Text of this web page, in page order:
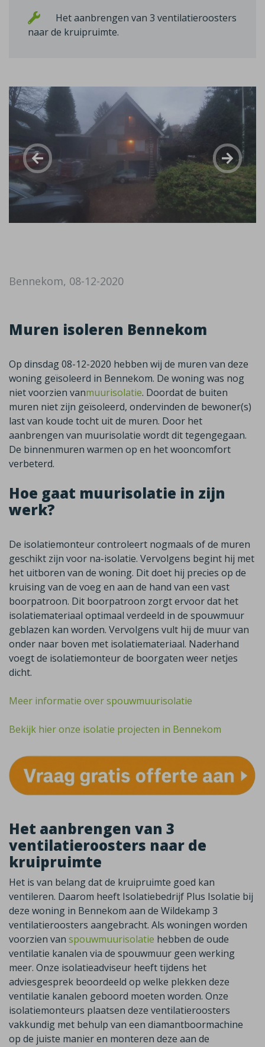
Het aanbrengen van 3 ventilatieroosters
naar de kruipruimte.
Bennekom, 08-12-2020
Muren isoleren Bennekom
Op dinsdag 08-12-2020 hebben wij de muren van deze
woning geïsoleerd in Bennekom. De woning was nog
niet voorzien vanmuurisolatie. Doordat de buiten
muren niet zijn geïsoleerd, ondervinden de bewoner(s)
last van koude tocht uit de muren. Door het
aanbrengen van muurisolatie wordt dit tegengegaan.
De binnenmuren warmen op en het wooncomfort
verbeterd.
Hoe gaat muurisolatie in zijn
werk?
De isolatiemonteur controleert nogmaals of de muren
geschikt zijn voor na-isolatie. Vervolgens begint hij met
het uitboren van de woning. Dit doet hij precies op de
kruising van de voeg en aan de hand van een vast
boorpatroon. Dit boorpatroon zorgt ervoor dat het
isolatiemateriaal optimaal verdeeld in de spouwmuur
geblazen kan worden. Vervolgens vult hij de muur van
onder naar boven met isolatiemateriaal. Naderhand
voegt de isolatiemonteur de boorgaten weer netjes
dicht.
Meer informatie over spouwmuurisolatie
Bekijk hier onze isolatie projecten in Bennekom
Het aanbrengen van 3
ventilatieroosters naar de
kruipruimte
Het is van belang dat de kruipruimte goed kan
ventileren. Daarom heeft Isolatiebedrijf Plus Isolatie bij
deze woning in Bennekom aan de Wildekamp 3
ventilatieroosters aangebracht. Als woningen worden
voorzien van spouwmuurisolatie hebben de oude
ventilatie kanalen via de spouwmuur geen werking
meer. Onze isolatieadviseur heeft tijdens het
adviesgesprek beoordeeld op welke plekken deze
ventilatie kanalen geboord moeten worden. Onze
isolatiemonteurs plaatsen deze ventilatieroosters
vakkundig met behulp van een diamantboormachine
op de juiste manier en monteren deze aan de